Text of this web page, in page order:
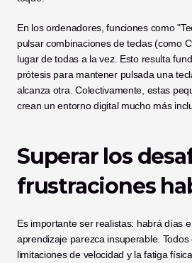
En los ordenadores, funciones como
pulsar combinaciones de teclas (como
lugar de todas a la vez. Esto resulta
prótesis para mantener pulsada una
alcanza otra. Colectivamente, estas
crean un entorno digital mucho más
Superar los
frustraciones
Es importante ser realistas: habrá días
aprendizaje parezca insuperable.
limitaciones de velocidad y la fatiga